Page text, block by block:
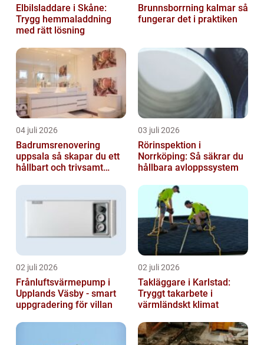
Elbilsladdare i Skåne:
Trygg hemmaladdning
med rätt lösning
Brunnsborrning kalmar så
fungerar det i praktiken
04 juli 2026
Badrumsrenovering
uppsala så skapar du ett
hållbart och trivsamt
03 juli 2026
Rörinspektion i
Norrköping: Så säkrar du
hållbara avloppssystem
02 juli 2026
Frånluftsvärmepump i
Upplands Väsby - smart
uppgradering för villan
02 juli 2026
Takläggare i Karlstad:
Tryggt takarbete i
värmländskt klimat